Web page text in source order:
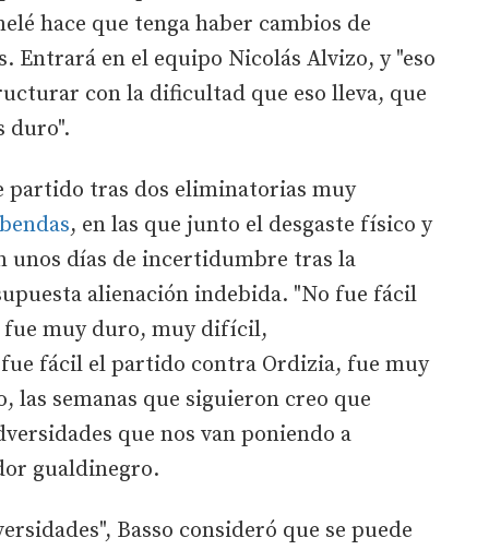
hace que tenga haber cambios de
Entrará en el equipo Nicolás Alvizo, y "eso
con la dificultad que eso lleva, que
duro".
partido tras dos eliminatorias muy
, en las que junto el desgaste físico y
unos días de incertidumbre tras la
alienación indebida. "No fue fácil
muy duro, muy difícil,
fácil el partido contra Ordizia, fue muy
semanas que siguieron creo que
que nos van poniendo a
gualdinegro.
Basso consideró que se puede